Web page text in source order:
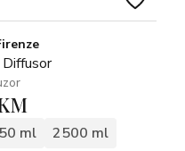
ml 2500 ml